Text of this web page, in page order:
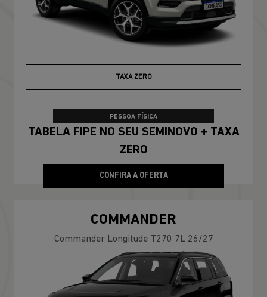
TAXA ZERO
PESSOA FÍSICA
TABELA FIPE NO SEU SEMINOVO + TAXA
ZERO
CONFIRA A OFERTA
COMMANDER
Commander Longitude T270 7L 26/27